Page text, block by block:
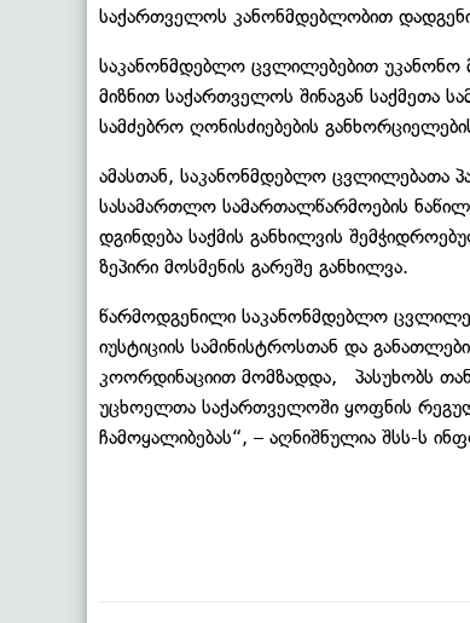
საქართველოს კანონმდებლობით
საკანონმდებლო ცვლილებებით უკანონო
მიზნით საქართველოს შინაგან საქმეთა
სამძებრო ღონისძიებების
ამასთან, საკანონმდებლო ცვლილებათა
სასამართლო სამართალწარმოების
დგინდება საქმის განხილვის
ზეპირი მოსმენის გარეშე განხილვა.
წარმოდგენილი საკანონმდებლო
იუსტიციის სამინისტროსთან და
კოორდინაციით მომზადდა, პასუხობს
უცხოელთა საქართველოში ყოფნის
ჩამოყალიბებას“, – აღნიშნულია შსს-ს